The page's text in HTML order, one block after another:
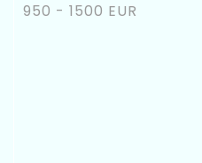
950 - 1500 EUR